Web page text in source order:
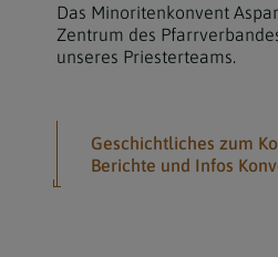
Das Minoritenkonvent
Zentrum des
unseres Priesterteams.
Geschichtliches zum
Berichte und Infos